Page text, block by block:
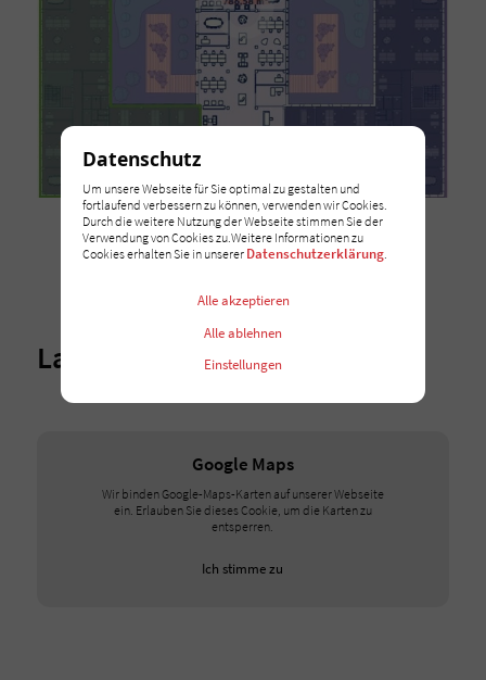
Lage
Google Maps
Wir binden Google-Maps-Karten auf unserer Webseite
ein. Erlauben Sie dieses Cookie, um die Karten zu
entsperren.
Ich stimme zu
Datenschutz
Um unsere Webseite für Sie optimal zu gestalten und
fortlaufend verbessern zu können, verwenden wir Cookies.
Durch die weitere Nutzung der Webseite stimmen Sie der
Verwendung von Cookies zu.Weitere Informationen zu
Cookies erhalten Sie in unserer Datenschutzerklärung.
Einstellungen
Alle ablehnen
Alle akzeptieren